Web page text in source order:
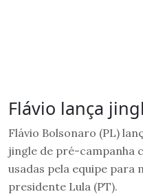
Flávio lança
Flávio Bolsonaro (PL)
jingle de pré-campanha
usadas pela equipe para
presidente Lula (PT).